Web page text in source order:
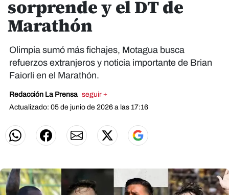
sorprende y el DT de
Marathón
Olimpia sumó más fichajes, Motagua busca
refuerzos extranjeros y noticia importante de Brian
Faiorli en el Marathón.
Redacción La Prensa seguir +
Actualizado: 05 de junio de 2026 a las 17:16